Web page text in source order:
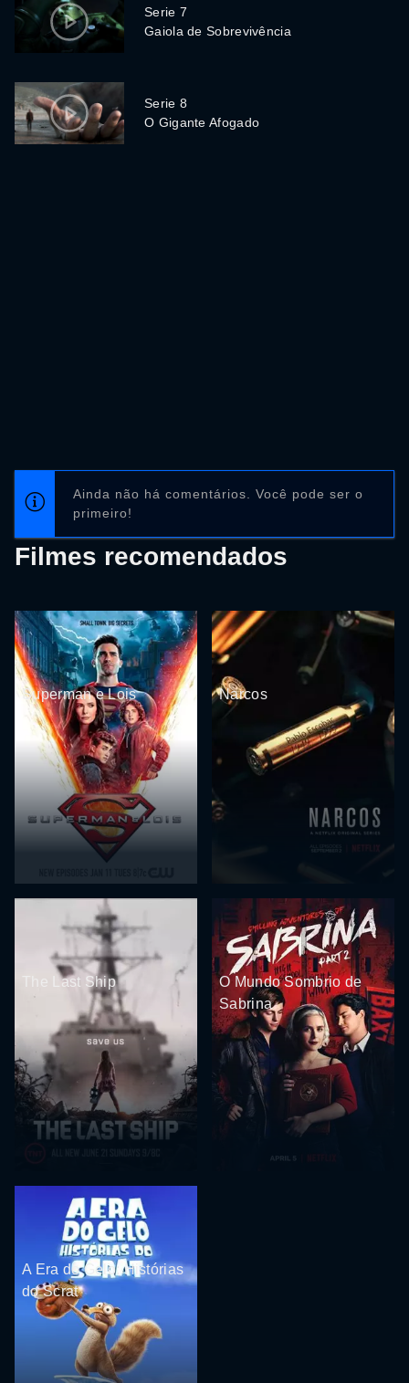
Serie 7
Gaiola de Sobrevivência
Serie 8
O Gigante Afogado
Ainda não há comentários. Você pode ser o
primeiro!
Filmes recomendados
Superman e Lois Narcos
The Last Ship
O Mundo Sombrio de
Sabrina
A Era do Gelo: Histórias
do Scrat